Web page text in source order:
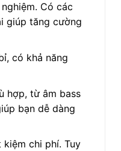
Có các
giúp tăng cường
có khả năng
hợp, từ âm bass
bạn dễ dàng
chi phí. Tuy